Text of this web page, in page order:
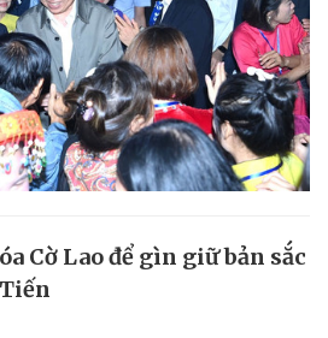
Cờ Lao để gìn giữ bản sắc